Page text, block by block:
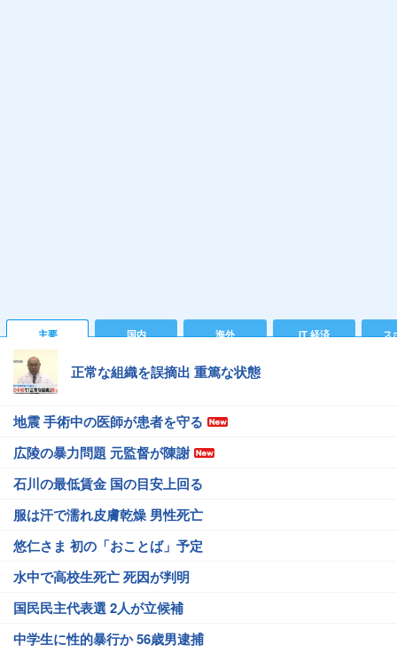
主要 国内 海外 IT 経済 ス
正常な組織を誤摘出 重篤な状態
地震 手術中の医師が患者を守る
広陵の暴力問題 元監督が陳謝
石川の最低賃金 国の目安上回る
服は汗で濡れ皮膚乾燥 男性死亡
悠仁さま 初の「おことば」予定
水中で高校生死亡 死因が判明
国民民主代表選 2人が立候補
中学生に性的暴行か 56歳男逮捕